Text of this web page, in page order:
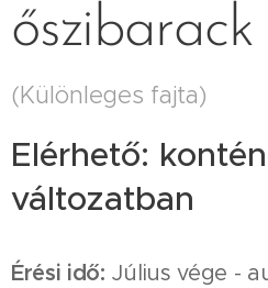
őszibarack
(Különleges fajta)
Elérhető:
változatban
Érési idő: Július vége -